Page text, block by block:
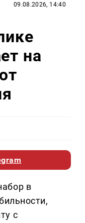
09.08.2026, 14:40
на
в
с